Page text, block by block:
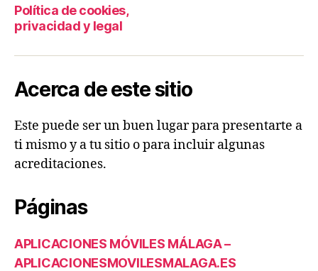
Política de cookies,
privacidad y legal
Acerca de este sitio
Este puede ser un buen lugar para presentarte a
ti mismo y a tu sitio o para incluir algunas
acreditaciones.
Páginas
APLICACIONES MÓVILES MÁLAGA –
APLICACIONESMOVILESMALAGA.ES